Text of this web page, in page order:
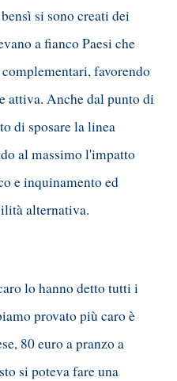
si sono creati dei
a fianco Paesi che
favorendo
attiva. Anche dal punto di
di sposare la linea
al massimo l'impatto
e inquinamento ed
alternativa.
lo hanno detto tutti i
provato più caro è
80 euro a pranzo a
si poteva fare una